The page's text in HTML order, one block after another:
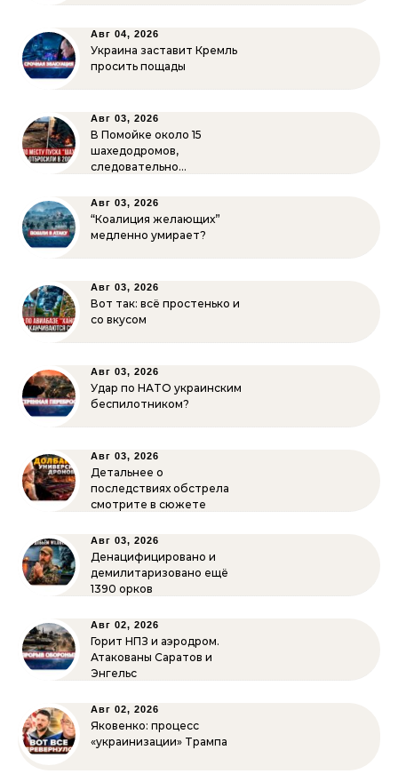
Авг 04, 2026
Украина заставит Кремль
просить пощады
Авг 03, 2026
В Помойке около 15
шахедодромов,
следовательно…
Авг 03, 2026
“Коалиция желающих”
медленно умирает?
Авг 03, 2026
Вот так: всё простенько и
со вкусом
Авг 03, 2026
Удар по НАТО украинским
беспилотником?
Авг 03, 2026
Детальнее о
последствиях обстрела
смотрите в сюжете
Авг 03, 2026
Денацифицировано и
демилитаризовано ещё
1390 орков
Авг 02, 2026
Горит НПЗ и аэродром.
Атакованы Саратов и
Энгельс
Авг 02, 2026
Яковенко: процесс
«украинизации» Трампа